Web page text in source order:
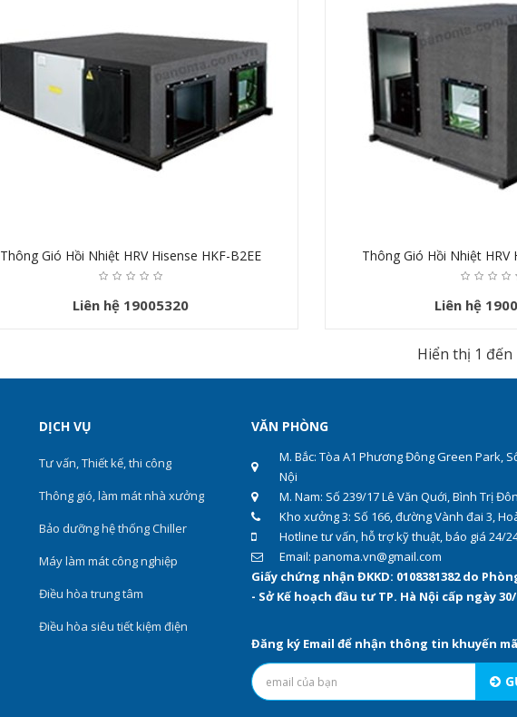
Thông Gió Hồi Nhiệt HRV Hisense HKF-B2EE
Liên hệ 19005320
Thông Gió Hồi Nhiệt HRV
Liên hệ
Hiển thị 1
DỊCH VỤ
Tư vấn, Thiết kế, thi công
Thông gió, làm mát nhà xưởng
Bảo dưỡng hệ thống Chiller
Máy làm mát công nghiệp
Điều hòa trung tâm
Điều hòa siêu tiết kiệm điện
VĂN PHÒNG
M. Bắc: Tòa A1 Phương Đông Green Park,
Nội
M. Nam: Số 239/17 Lê Văn Quới, Bình Trị
Kho xưởng 3: Số 166, đường Vành đai 3,
Hotline tư vấn, hỗ trợ kỹ thuật, báo giá 24/
Email: panoma.vn@gmail.com
Giấy chứng nhận ĐKKD: 0108381382 do
- Sở Kế hoạch đầu tư TP. Hà Nội cấp ngày 30/
Đăng ký Email để nhận thông tin khuyến